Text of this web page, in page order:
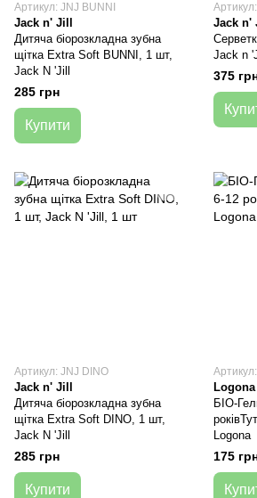
Артикул: JNJ BUNNI
Jack n' Jill
Дитяча біорозкладна зубна
щітка Extra Soft BUNNI, 1 шт,
Jack N 'Jill
285 грн
Купити
Jack n'
Jack n
375
Артикул: JNJ DINO
Jack n' Jill
Дитяча біорозкладна зубна
щітка Extra Soft DINO, 1 шт,
Jack N 'Jill
285 грн
Купити
Logona
БІО-
Logona
175